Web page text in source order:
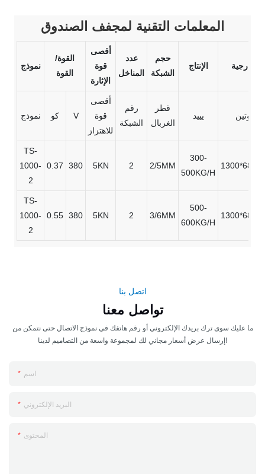
المعلمات التقنية لمجفف الصندوق
نموذج
القوة/
القوة
أقصى
قوة
الإثارة
عدد
المناخل
حجم
الشبكة
الإنتاج الخارجية
نموذج كو V
أقصى
قوة
للاهتزاز
رقم
الشبكة
قطر
الغربال
يييد الكوتين
TS-
1000-
2
0.37 380 5KN 2 2/5MM
300-
500KG/H
TS-
1000-
2
0.55 380 5KN 2 3/6MM
500-
600KG/H
اتصل بنا
تواصل معنا
ما عليك سوى ترك بريدك الإلكتروني أو رقم هاتفك في نموذج الاتصال حتى نتمكن من
إرسال عرض أسعار مجاني لك لمجموعة واسعة من التصاميم لدينا!
اسم
البريد الإلكتروني
المحتوى